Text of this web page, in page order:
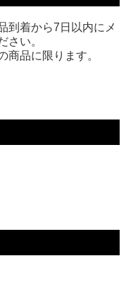
到着から7日以内にメ
さい。
商品に限ります。